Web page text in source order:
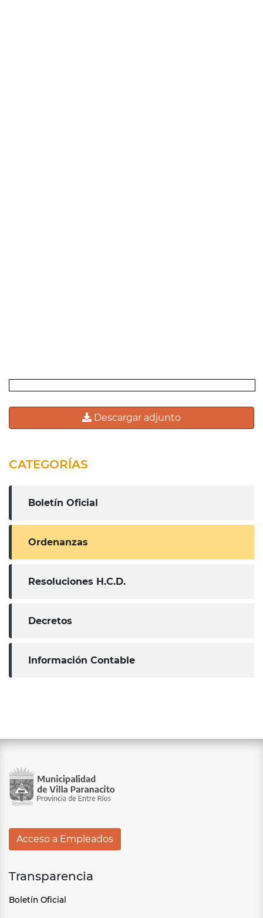
Descargar adjunto
CATEGORÍAS
Boletín Oficial
Ordenanzas
Resoluciones H.C.D.
Decretos
Información Contable
Acceso a Empleados
Transparencia
Boletín Oficial